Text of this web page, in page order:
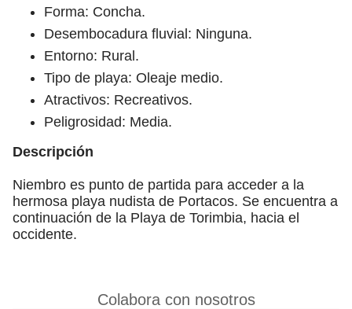
Forma: Concha.
Desembocadura fluvial: Ninguna.
Entorno: Rural.
Tipo de playa: Oleaje medio.
Atractivos: Recreativos.
Peligrosidad: Media.
Descripción
Niembro es punto de partida para acceder a la
hermosa playa nudista de Portacos. Se encuentra a
continuación de la Playa de Torimbia, hacia el
occidente.
Colabora con nosotros